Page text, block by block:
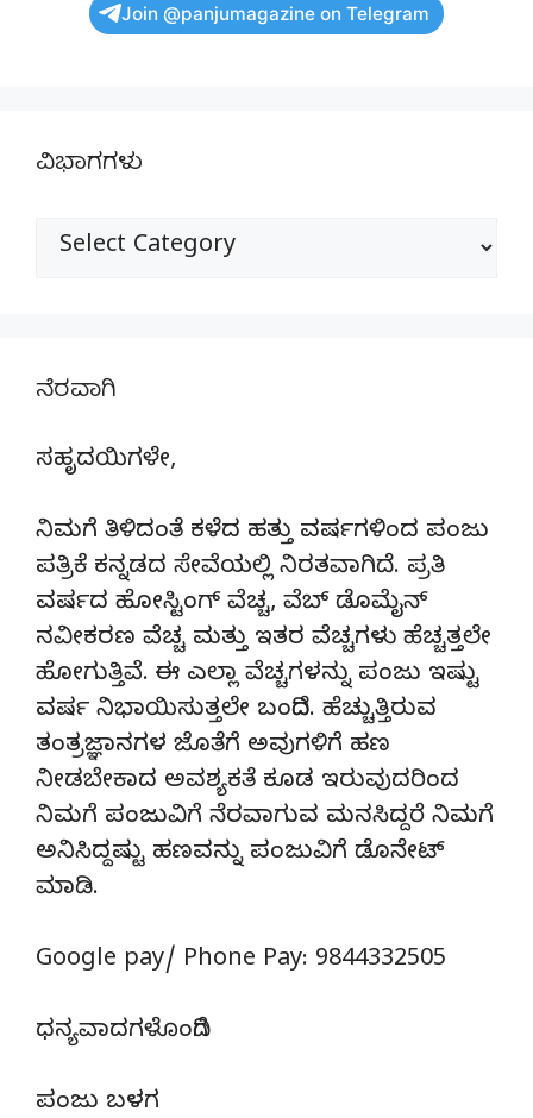
Join @panjumagazine on Telegram
ವಿಭಾಗಗಳು
ವಿಭಾಗಗಳು
ನೆರವಾಗಿ
ಸಹೃದಯಿಗಳೇ,
ನಿಮಗೆ ತಿಳಿದಂತೆ ಕಳೆದ ಹತ್ತು ವರ್ಷಗಳಿಂದ ಪಂಜು
ಪತ್ರಿಕೆ ಕನ್ನಡದ ಸೇವೆಯಲ್ಲಿ ನಿರತವಾಗಿದೆ. ಪ್ರತಿ
ವರ್ಷದ ಹೋಸ್ಟಿಂಗ್‌ ವೆಚ್ಚ, ವೆಬ್‌ ಡೊಮೈನ್‌
ನವೀಕರಣ ವೆಚ್ಚ ಮತ್ತು ಇತರ ವೆಚ್ಚಗಳು ಹೆಚ್ಚತ್ತಲೇ
ಹೋಗುತ್ತಿವೆ. ಈ ಎಲ್ಲಾ ವೆಚ್ಚಗಳನ್ನು ಪಂಜು ಇಷ್ಟು
ವರ್ಷ ನಿಭಾಯಿಸುತ್ತಲೇ ಬಂದಿದೆ. ಹೆಚ್ಚುತ್ತಿರುವ
ತಂತ್ರಜ್ಞಾನಗಳ ಜೊತೆಗೆ ಅವುಗಳಿಗೆ ಹಣ
ನೀಡಬೇಕಾದ ಅವಶ್ಯಕತೆ ಕೂಡ ಇರುವುದರಿಂದ
ನಿಮಗೆ ಪಂಜುವಿಗೆ ನೆರವಾಗುವ ಮನಸಿದ್ದರೆ ನಿಮಗೆ
ಅನಿಸಿದ್ದಷ್ಟು ಹಣವನ್ನು ಪಂಜುವಿಗೆ ಡೊನೇಟ್‌
ಮಾಡಿ.
Google pay/ Phone Pay: 9844332505
ಧನ್ಯವಾದಗಳೊಂದಿಗೆ
ಪಂಜು ಬಳಗ